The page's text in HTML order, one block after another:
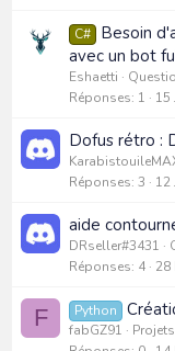
C#
Besoin
avec un bot
Eshaetti
Réponses 1 15
Dofus rétro :
Réponses 3 12
aide
DRseller#3431
Réponses 4 28
F Python
fabGZ91
Projets